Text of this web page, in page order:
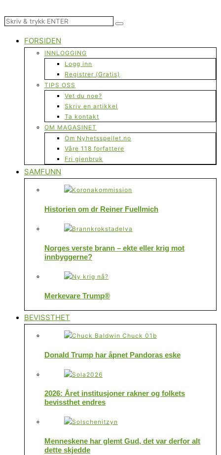
FORSIDEN
INNLOGGING
Logg inn
Registrer (Gratis)
TIPS OSS
Vet du noe?
Skriv en artikkel
Ta kontakt
OM MAGASINET
Om Nyhetsspeilet.no
Våre 118 forfattere
Fri gjenbruk
SAMFUNN
Historien om dr Reiner Fuellmich
Norges verste brann – ekte eller krig mot
innbyggerne?
Merkevare Trump®
BEVISSTHET
Donald Trump har åpnet Pandoras eske
2026: Året institusjoner rakner og folkets
bevissthet endres
Menneskene har glemt Gud, det var derfor alt
dette skjedde